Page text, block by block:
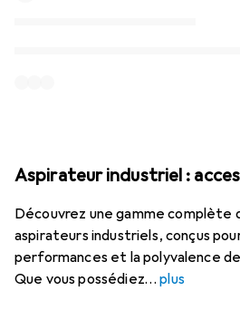
Aspirateur industriel :
Découvrez une gamme complète
aspirateurs industriels, conçus
performances et la polyvalence
Que vous possédiez
plus